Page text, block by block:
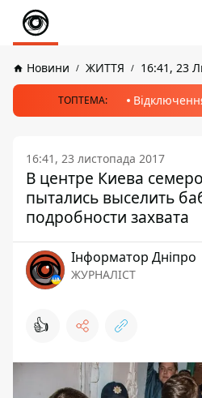
Новини ЖИТТЯ 16:41, 23
ТОПТЕМА:
16:41, 23 листопада 2017
В центре Киева
пытались выселить
подробности захвата
Інформатор Дніпро
ЖУРНАЛІСТ
👍